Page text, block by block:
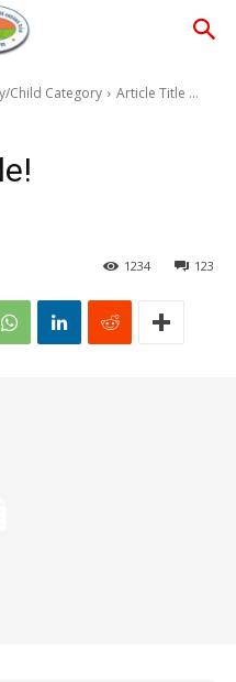
Child Category Article Title ...
123
1234